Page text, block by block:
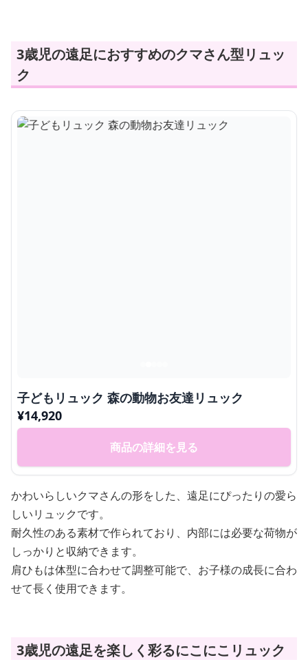
3歳児の遠足におすすめのクマさん型リュッ
ク
子どもリュック 森の動物お友達リュック
¥14,920
商品の詳細を見る
かわいらしいクマさんの形をした、遠足にぴったりの愛ら
しいリュックです。
耐久性のある素材で作られており、内部には必要な荷物が
しっかりと収納できます。
肩ひもは体型に合わせて調整可能で、お子様の成長に合わ
せて長く使用できます。
3歳児の遠足を楽しく彩るにこにこリュック